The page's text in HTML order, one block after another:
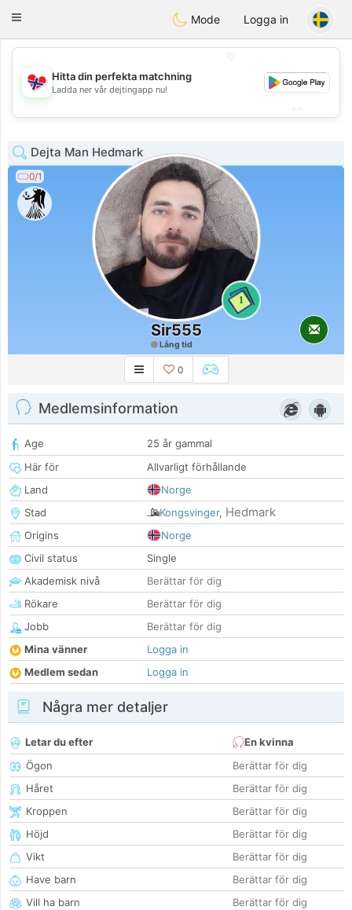
EkteNordmenn
Toggle
Mode Logga in
💖
💕
Hitta din perfekta matchning
Ladda ner vår dejtingapp nu!
Dejta Man Hedmark
0/1
1
Sir555
Lång tid
0
Medlemsinformation
Age
25 år gammal
Här för
Allvarligt förhållande
Land
Norge
Stad
Kongsvinger, Hedmark
Origins
Norge
Civil status
Single
Akademisk nivå
Berättar för dig
Rökare
Berättar för dig
Jobb
Berättar för dig
Mina vänner
Logga in
Medlem sedan
Logga in
Några mer detaljer
Letar du efter
En kvinna
Ögon
Berättar för dig
Håret
Berättar för dig
Kroppen
Berättar för dig
Höjd
Berättar för dig
Vikt
Berättar för dig
Have barn
Berättar för dig
Vill ha barn
Berättar för dig